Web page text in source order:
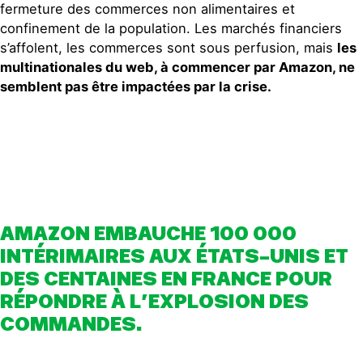
fermeture des commerces non alimentaires et
confinement de la population. Les marchés financiers
s’affolent, les commerces sont sous perfusion, mais les
multinationales du web, à commencer par Amazon, ne
semblent pas être impactées par la crise.
AMAZON EMBAUCHE 100 000
INTÉRIMAIRES AUX ÉTATS-UNIS ET
DES CENTAINES EN FRANCE POUR
RÉPONDRE À L’EXPLOSION DES
COMMANDES.